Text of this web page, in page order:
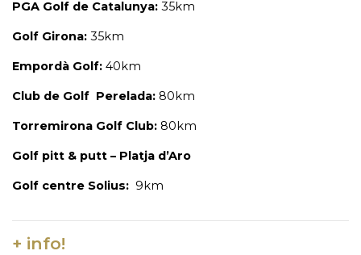
PGA Golf de Catalunya: 35km
Golf Girona: 35km
Empordà Golf: 40km
Club de Golf Perelada: 80km
Torremirona Golf Club: 80km
Golf pitt & putt – Platja d’Aro
Golf centre Solius: 9km
+ info!